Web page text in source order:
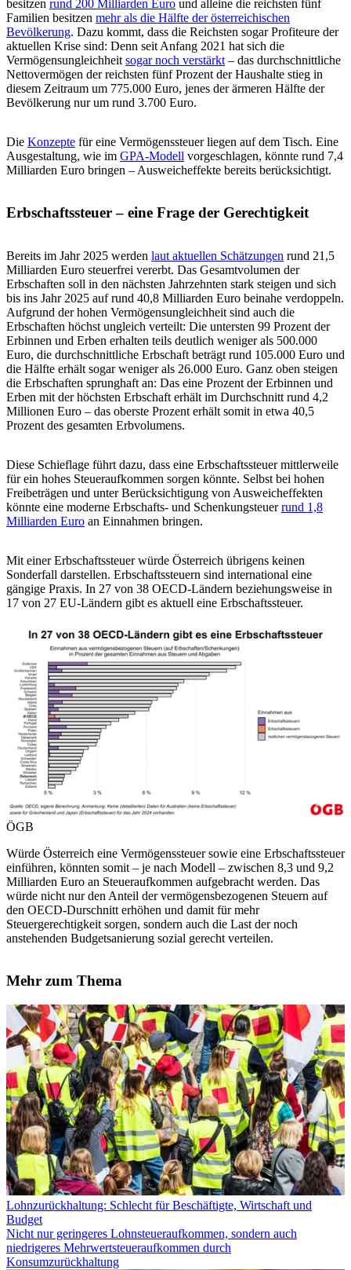
besitzen rund 200 Milliarden Euro und alleine die reichsten fünf
Familien besitzen mehr als die Hälfte der österreichischen
Bevölkerung. Dazu kommt, dass die Reichsten sogar Profiteure der
aktuellen Krise sind: Denn seit Anfang 2021 hat sich die
Vermögensungleichheit sogar noch verstärkt – das durchschnittliche
Nettovermögen der reichsten fünf Prozent der Haushalte stieg in
diesem Zeitraum um 775.000 Euro, jenes der ärmeren Hälfte der
Bevölkerung nur um rund 3.700 Euro.
Die Konzepte für eine Vermögenssteuer liegen auf dem Tisch. Eine
Ausgestaltung, wie im GPA-Modell vorgeschlagen, könnte rund 7,4
Milliarden Euro bringen – Ausweicheffekte bereits berücksichtigt.
Erbschaftssteuer – eine Frage der Gerechtigkeit
Bereits im Jahr 2025 werden laut aktuellen Schätzungen rund 21,5
Milliarden Euro steuerfrei vererbt. Das Gesamtvolumen der
Erbschaften soll in den nächsten Jahrzehnten stark steigen und sich
bis ins Jahr 2025 auf rund 40,8 Milliarden Euro beinahe verdoppeln.
Aufgrund der hohen Vermögensungleichheit sind auch die
Erbschaften höchst ungleich verteilt: Die untersten 99 Prozent der
Erbinnen und Erben erhalten teils deutlich weniger als 500.000
Euro, die durchschnittliche Erbschaft beträgt rund 105.000 Euro und
die Hälfte erhält sogar weniger als 26.000 Euro. Ganz oben steigen
die Erbschaften sprunghaft an: Das eine Prozent der Erbinnen und
Erben mit der höchsten Erbschaft erhält im Durchschnitt rund 4,2
Millionen Euro – das oberste Prozent erhält somit in etwa 40,5
Prozent des gesamten Erbvolumens.
Diese Schieflage führt dazu, dass eine Erbschaftssteuer mittlerweile
für ein hohes Steueraufkommen sorgen könnte. Selbst bei hohen
Freibeträgen und unter Berücksichtigung von Ausweicheffekten
könnte eine moderne Erbschafts- und Schenkungsteuerrund 1,8
Milliarden Euro an Einnahmen bringen.
Mit einer Erbschaftssteuer würde Österreich übrigens keinen
Sonderfall darstellen. Erbschaftssteuern sind international eine
gängige Praxis. In 27 von 38 OECD-Ländern beziehungsweise in
17 von 27 EU-Ländern gibt es aktuell eine Erbschaftssteuer.
ÖGB
Würde Österreich eine Vermögenssteuer sowie eine Erbschaftssteuer
einführen, könnten somit – je nach Modell – zwischen 8,3 und 9,2
Milliarden Euro an Steueraufkommen aufgebracht werden. Das
würde nicht nur den Anteil der vermögensbezogenen Steuern auf
den OECD-Durschnitt erhöhen und damit für mehr
Steuergerechtigkeit sorgen, sondern auch die Last der noch
anstehenden Budgetsanierung sozial gerecht verteilen.
Mehr zum Thema
Lohnzurückhaltung: Schlecht für Beschäftigte, Wirtschaft und
Budget
Nicht nur geringeres Lohnsteueraufkommen, sondern auch
niedrigeres Mehrwertsteueraufkommen durch
Konsumzurückhaltung